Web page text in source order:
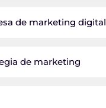
de marketing digital
de marketing